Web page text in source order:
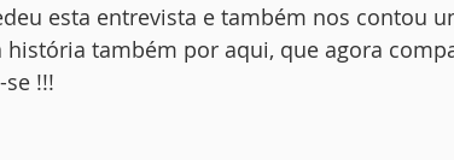
esta entrevista e também nos contou
história também por aqui, que agora
!!!